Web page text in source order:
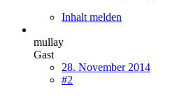
Inhalt melden
mullay
Gast
28. November 2014
#2